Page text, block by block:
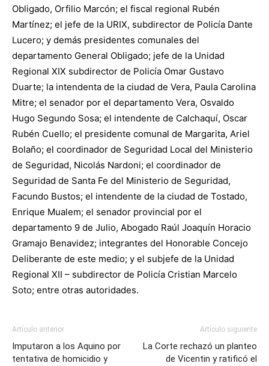
Obligado, Orfilio Marcón; el fiscal regional Rubén
Martínez; el jefe de la URIX, subdirector de Policía Dante
Lucero; y demás presidentes comunales del
departamento General Obligado; jefe de la Unidad
Regional XIX subdirector de Policía Omar Gustavo
Duarte; la intendenta de la ciudad de Vera, Paula Carolina
Mitre; el senador por el departamento Vera, Osvaldo
Hugo Segundo Sosa; el intendente de Calchaquí, Oscar
Rubén Cuello; el presidente comunal de Margarita, Ariel
Bolaño; el coordinador de Seguridad Local del Ministerio
de Seguridad, Nicolás Nardoni; el coordinador de
Seguridad de Santa Fe del Ministerio de Seguridad,
Facundo Bustos; el intendente de la ciudad de Tostado,
Enrique Mualem; el senador provincial por el
departamento 9 de Julio, Abogado Raúl Joaquín Horacio
Gramajo Benavidez; integrantes del Honorable Concejo
Deliberante de este medio; y el subjefe de la Unidad
Regional XII – subdirector de Policía Cristian Marcelo
Soto; entre otras autoridades.
Artículo anterior
Imputaron a los Aquino por
tentativa de homicidio y
Artículo siguiente
La Corte rechazó un planteo
de Vicentin y ratificó el